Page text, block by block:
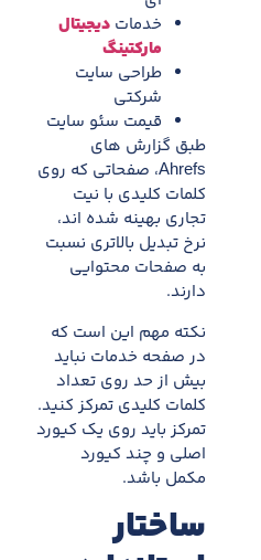
خدمات دیجیتال
مارکتینگ
طراحی سایت
شرکتی
قیمت سئو سایت
طبق گزارش های
Ahrefs، صفحاتی که روی
کلمات کلیدی با نیت
تجاری بهینه شده اند،
نرخ تبدیل بالاتری نسبت
به صفحات محتوایی
دارند.
نکته مهم این است که
در صفحه خدمات نباید
بیش از حد روی تعداد
کلمات کلیدی تمرکز کنید.
تمرکز باید روی یک کیورد
اصلی و چند کیورد
مکمل باشد.
ساختار